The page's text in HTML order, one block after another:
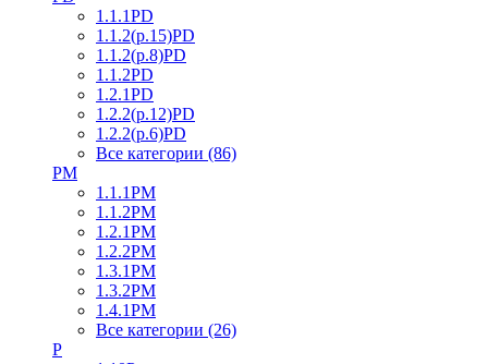
1.1.1PD
1.1.2(р.15)PD
1.1.2(р.8)PD
1.1.2PD
1.2.1PD
1.2.2(р.12)PD
1.2.2(р.6)PD
Все категории (86)
PM
1.1.1PM
1.1.2PM
1.2.1PM
1.2.2PM
1.3.1PM
1.3.2PM
1.4.1PM
Все категории (26)
P